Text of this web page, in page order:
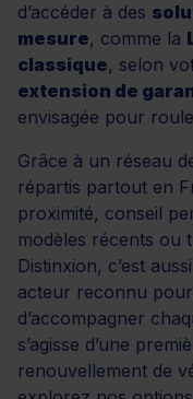
d’accéder à des
mesure, comme la
classique, selon
extension de
envisagée pour
Grâce à un réseau
répartis partout en
proximité, conseil
modèles récents ou
Distinxion, c’est
acteur reconnu
d’accompagner
s’agisse d’une
renouvellement de